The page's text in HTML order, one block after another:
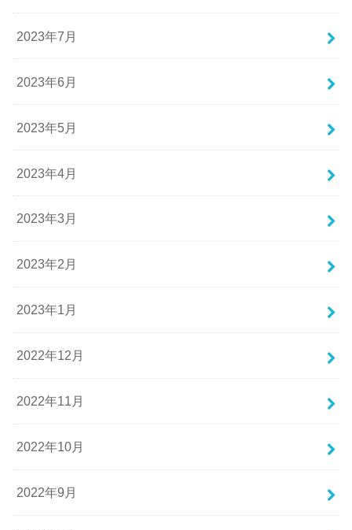
2023年7月
2023年6月
2023年5月
2023年4月
2023年3月
2023年2月
2023年1月
2022年12月
2022年11月
2022年10月
2022年9月